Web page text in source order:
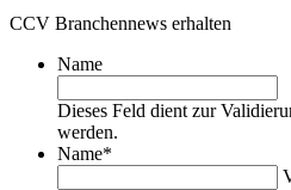
CCV Branchennews erhalten
Name
Dieses Feld dient zur
werden.
Name*